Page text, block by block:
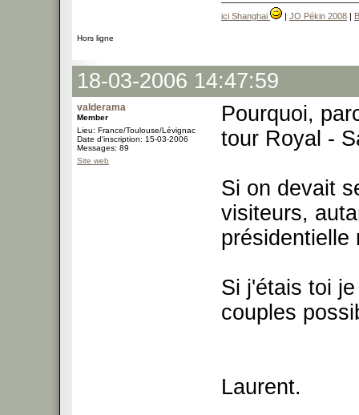
ici Shanghai | JO Pékin 2008 |
Hors ligne
18-03-2006 14:47:59
valderama
Member
Lieu: France/Toulouse/Lévignac
Date d'inscription: 15-03-2006
Messages: 89
Site web
Pourquoi,
tour Royal -
Si on devait
visiteurs,
Si j'étais toi
couples
Laurent.